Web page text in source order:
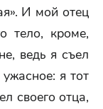
И мой отец
тело, кроме,
ведь я съел
я тот
своего отца,